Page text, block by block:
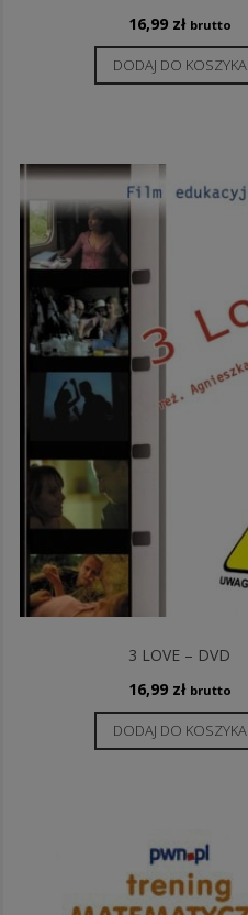
16,99 zł brutto
DODAJ DO KOSZYKA
3 LOVE – DVD
16,99 zł brutto
DODAJ DO KOSZYKA